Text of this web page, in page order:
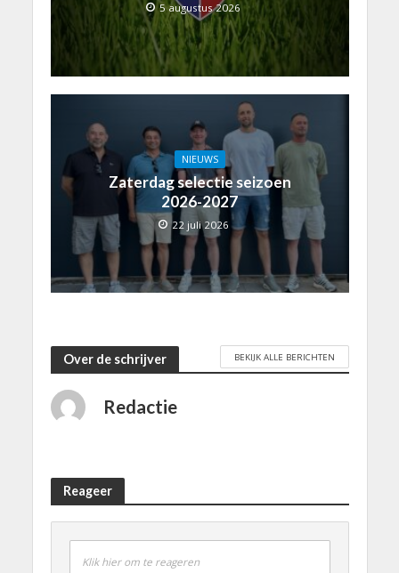
5 augustus 2026
NIEUWS
Zaterdag selectie seizoen
2026-2027
22 juli 2026
Over de schrijver BEKIJK ALLE BERICHTEN
Redactie
Reageer
Klik hier om te reageren